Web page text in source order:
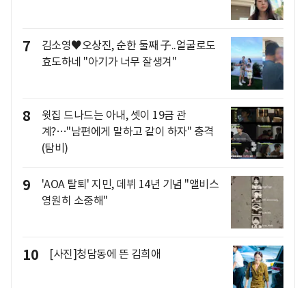
7
김소영♥오상진, 순한 둘째 子..얼굴로도
효도하네 "아기가 너무 잘생겨"
8
윗집 드나드는 아내, 셋이 19금 관
계?…"남편에게 말하고 같이 하자" 충격
(탐비)
9
'AOA 탈퇴' 지민, 데뷔 14년 기념 "앨비스
영원히 소중해"
10 [사진]청담동에 뜬 김희애